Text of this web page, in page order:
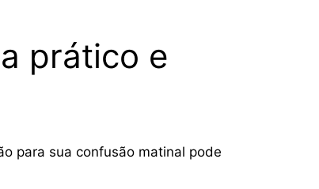
prático e
para sua confusão matinal pode